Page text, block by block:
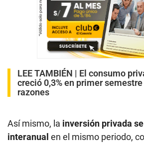
LEE TAMBIÉN | El consumo
creció 0,3% en primer
razones
Así mismo, la inversión privada
interanual en el mismo periodo,